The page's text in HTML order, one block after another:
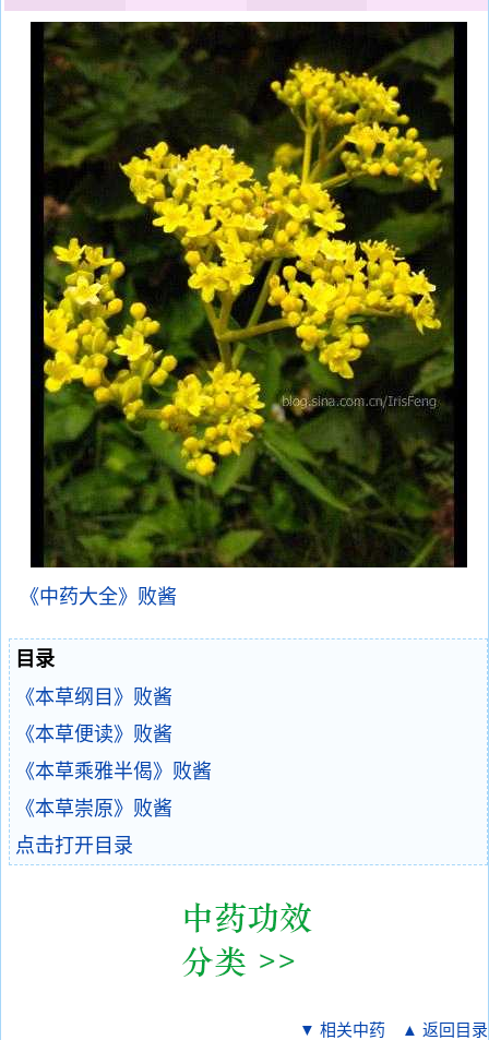
《中药大全》败酱
目录
《本草纲目》败酱
《本草便读》败酱
《本草乘雅半偈》败酱
《本草崇原》败酱
点击打开目录
▼ 相关中药 ▲ 返回目录